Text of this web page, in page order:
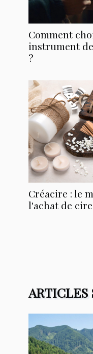
Comment
instrument
?
Créacire : le
l'achat de
ARTICLES